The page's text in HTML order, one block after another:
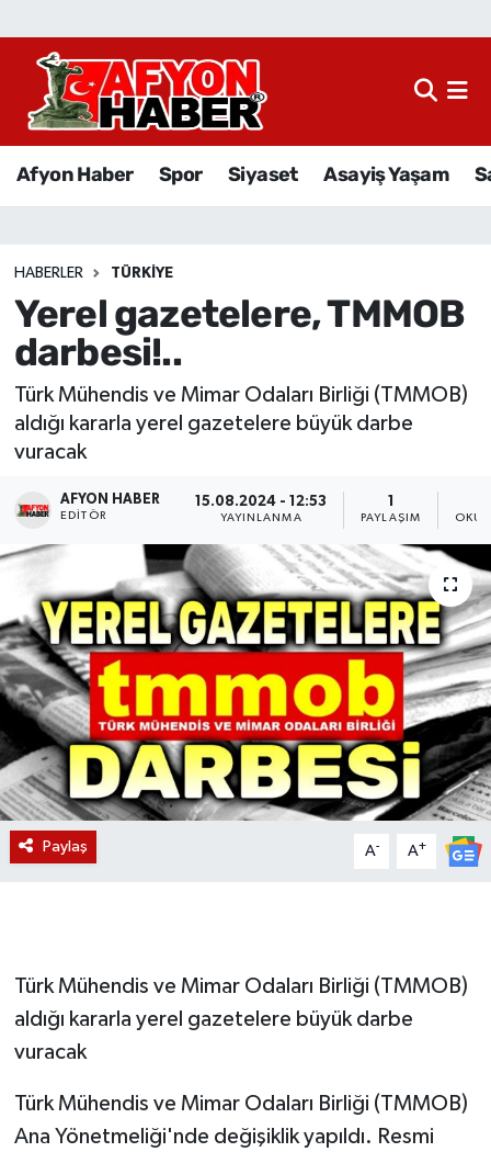
Afyon Haber Spor Siyaset Asayiş Yaşam
HABERLER TÜRKIYE
Yerel gazetelere, TMMOB
darbesi!..
Türk Mühendis ve Mimar Odaları Birliği (TMMOB)
aldığı kararla yerel gazetelere büyük darbe
vuracak
AFYON HABER
EDITÖR
15.08.2024 - 12:53
YAYINLANMA PAYLAŞIM
Paylaş A- A+
Türk Mühendis ve Mimar Odaları Birliği (TMMOB)
aldığı kararla yerel gazetelere büyük darbe
vuracak
Türk Mühendis ve Mimar Odaları Birliği (TMMOB)
Ana Yönetmeliği'nde değişiklik yapıldı. Resmi
Afyon Haber
Sağlık
Eğitim
Sivil Toplum
Etkinlikler